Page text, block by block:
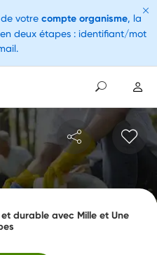
durable avec Mille et Une
votre compte organisme, la
deux étapes : identifiant/mot